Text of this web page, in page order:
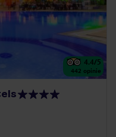
4.4/5
442 opinie